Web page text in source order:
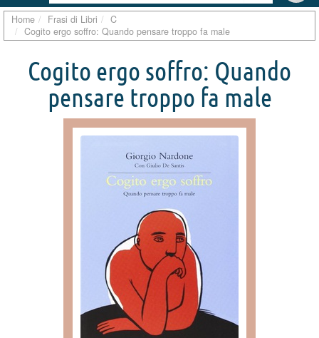
Home Frasi di Libri
C
Cogito ergo soffro: Quando pensare troppo fa male
Cogito ergo soffro: Quando
pensare troppo fa male